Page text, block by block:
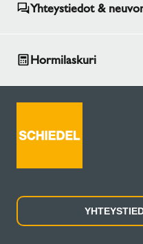
Yhteystiedot &
Hormilaskuri